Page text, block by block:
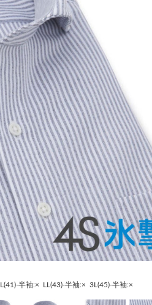
L(41)-半袖:× LL(43)-半袖:× 3L(45)-半袖:×